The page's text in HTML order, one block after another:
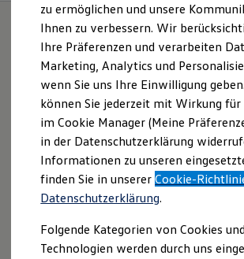
Modelle und Konfigurator
Konfigurator
Modelle vergleichen
Konfiguration laden
Autosuche
Elektroautos
ENERGY Sondermodelle
Nutzfahrzeuge
SUV und CUV
Familienautos
Kombis
Kompaktwagen
Sportwagen
Schnell verfügbare Fahrzeuge
Angebote und Produkte
Aktuelle Angebote
E-Auto-Förderung
Volkswagen Marktplatz
Ihr Konzertsaal
Rädern.
zu ermöglichen und unsere
Ihnen zu verbessern. Wir
Ihre Präferenzen und verarbeiten
Marketing, Analytics und
wenn Sie uns Ihre Einwilligung
können Sie jederzeit mit Wirkung
im Cookie Manager (Meine
in der Datenschutzerklärung
Informationen zu unseren
finden Sie in unsererCookie-
Datenschutzerklärung.
Folgende Kategorien von Cookies
Technologien werden durch uns